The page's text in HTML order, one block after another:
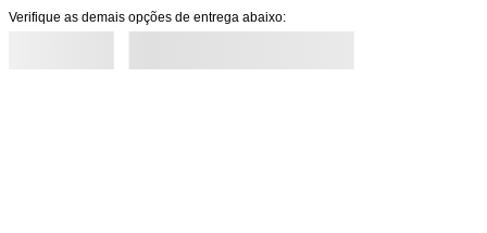
Verifique as demais opções de entrega abaixo: